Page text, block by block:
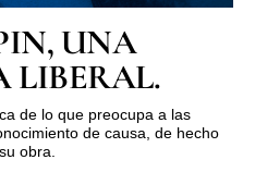
UNA
LIBERAL.
de lo que preocupa a las
de causa, de hecho
obra.